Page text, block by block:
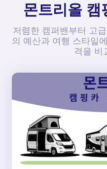
몬트리올 캠
저렴한 캠퍼밴부터 고
의 예산과 여행 스타일
격을 비